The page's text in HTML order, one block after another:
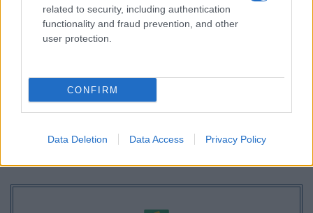
related to security, including authentication
functionality and fraud prevention, and other
user protection.
CONFIRM
Data Deletion Data Access Privacy Policy